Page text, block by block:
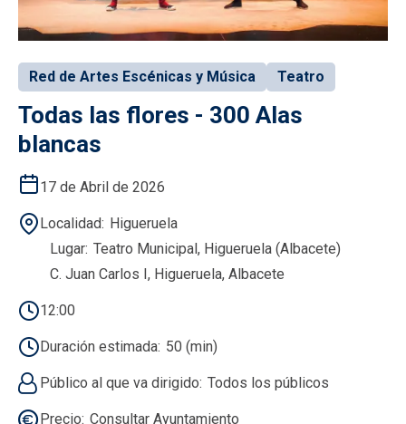
Red de Artes Escénicas y Música Teatro
Todas las flores - 300 Alas
blancas
17 de Abril de 2026
Localidad Higueruela
Lugar Teatro Municipal, Higueruela (Albacete)
C. Juan Carlos I, Higueruela, Albacete
12:00
Duración estimada 50 (min)
Público al que va dirigido Todos los públicos
Precio Consultar Ayuntamiento